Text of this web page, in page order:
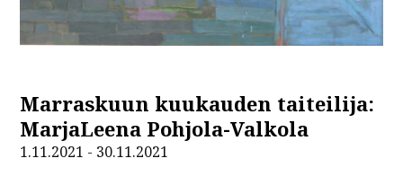
Marraskuun kuukauden taiteilija:
MarjaLeena Pohjola-Valkola
1.11.2021 - 30.11.2021